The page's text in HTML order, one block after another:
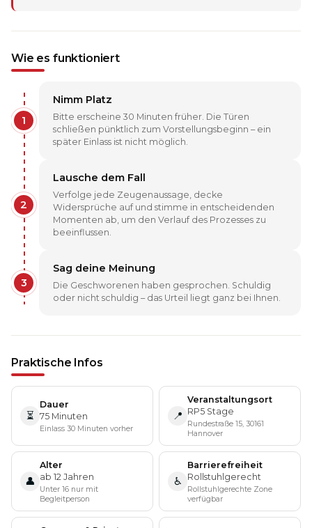
Wie es funktioniert
1
Nimm Platz
Bitte erscheine 30 Minuten früher. Die Türen
schließen pünktlich zum Vorstellungsbeginn – ein
später Einlass ist nicht möglich.
2
Lausche dem Fall
Verfolge jede Zeugenaussage, decke
Widersprüche auf und stimme in entscheidenden
Momenten ab, um den Verlauf des Prozesses zu
beeinflussen.
3
Sag deine Meinung
Die Geschworenen haben gesprochen. Schuldig
oder nicht schuldig – das Urteil liegt ganz bei Ihnen.
Praktische Infos
⏳
Dauer
75 Minuten
Einlass 30 Minuten vorher
📍
Veranstaltungsort
RP5 Stage
Rundestraße 15, 30161
Hannover
👤
Alter
ab 12 Jahren
Unter 16 nur mit
Begleitperson
♿
Barrierefreiheit
Rollstuhlgerecht
Rollstuhlgerechte Zone
verfügbar